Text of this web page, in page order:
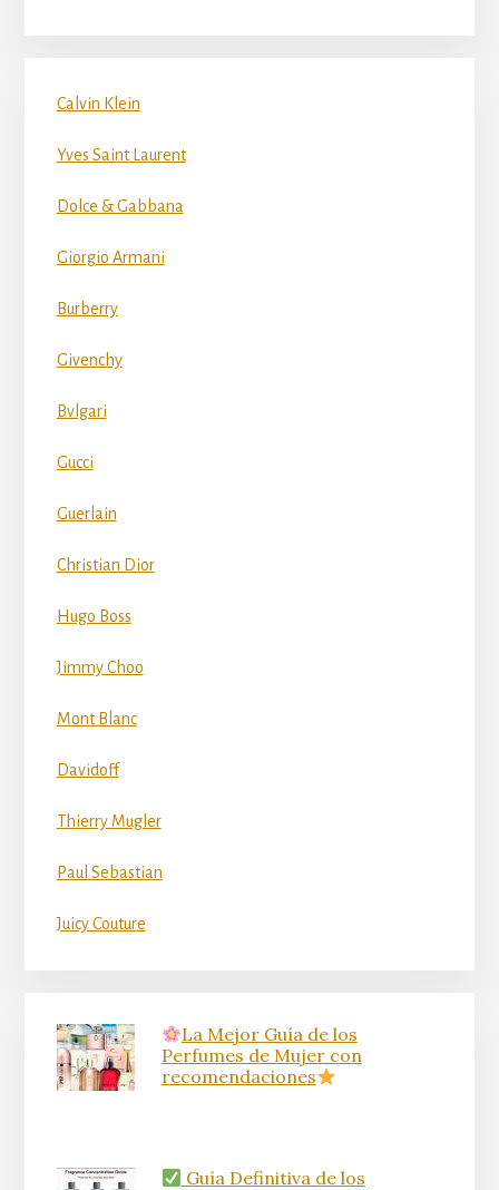
Calvin Klein
Yves Saint Laurent
Dolce & Gabbana
Giorgio Armani
Burberry
Givenchy
Bvlgari
Gucci
Guerlain
Christian Dior
Hugo Boss
Jimmy Choo
Mont Blanc
Davidoff
Thierry Mugler
Paul Sebastian
Juicy Couture
La Mejor Guía de los
Perfumes de Mujer con
recomendaciones
Guía Definitiva de los